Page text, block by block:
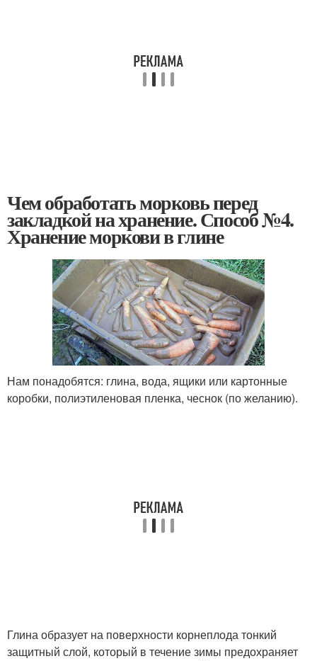
Чем обработать морковь перед
закладкой на хранение. Способ №4.
Хранение моркови в глине
Нам понадобятся: глина, вода, ящики или картонные
коробки, полиэтиленовая пленка, чеснок (по желанию).
Глина образует на поверхности корнеплода тонкий
защитный слой, который в течение зимы предохраняет